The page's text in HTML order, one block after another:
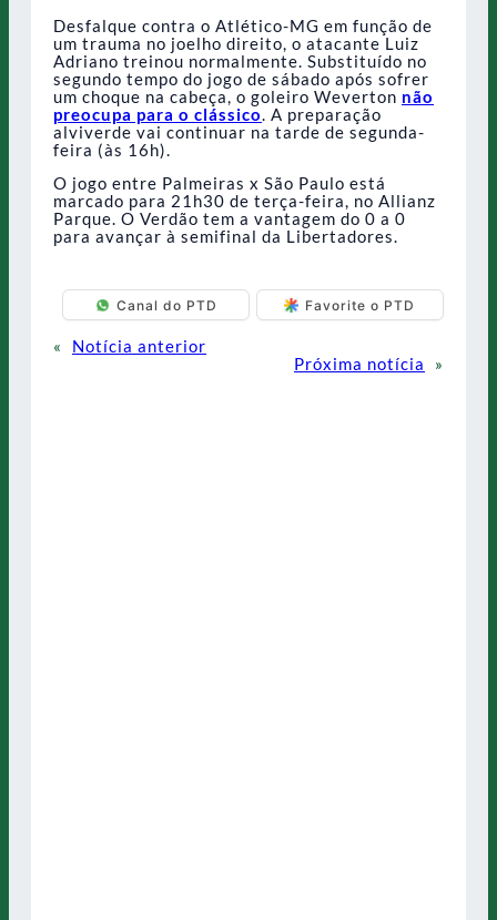
Desfalque contra o Atlético-MG em função de
um trauma no joelho direito, o atacante Luiz
Adriano treinou normalmente. Substituído no
segundo tempo do jogo de sábado após sofrer
um choque na cabeça, o goleiro Weverton não
preocupa para o clássico
. A preparação
alviverde vai continuar na tarde de segunda-
feira (às 16h).
O jogo entre Palmeiras x São Paulo está
marcado para 21h30 de terça-feira, no Allianz
Parque. O Verdão tem a vantagem do 0 a 0
para avançar à semifinal da Libertadores.
Canal do PTD Favorite o PTD
«
Notícia anterior
Próxima notícia
»